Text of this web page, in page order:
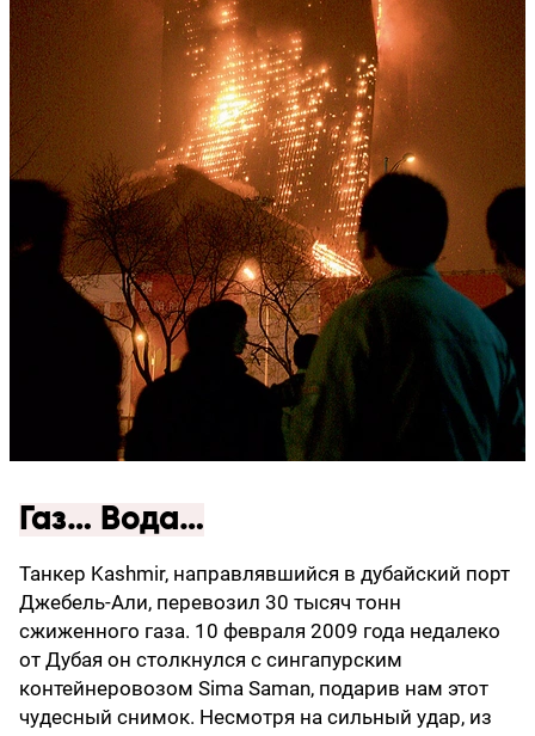
Газ… Вода…
Танкер Kashmir, направлявшийся в дубайский порт
Джебель-Али, перевозил 30 тысяч тонн
сжиженного газа. 10 февраля 2009 года недалеко
от Дубая он столкнулся с сингапурским
контейнеровозом Sima Saman, подарив нам этот
чудесный снимок. Несмотря на сильный удар, из